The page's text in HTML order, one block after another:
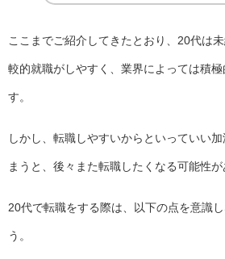
ここまでご紹介してきたとおり、20代は
較的就職がしやすく、業界によっては積
す。
しかし、転職しやすいからといっていい
まうと、後々また転職したくなる可能性が
20代で転職をする際は、以下の点を意識
う。